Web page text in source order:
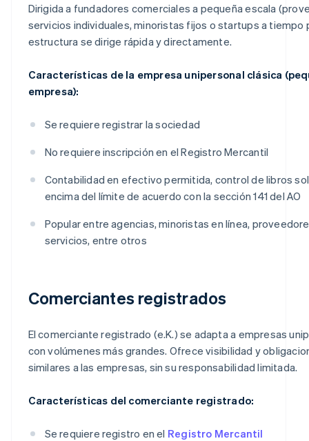
Dirigida a fundadores comerciales a pequeña escala
servicios individuales, minoristas fijos o startups a tiempo
estructura se dirige rápida y directamente.
Características de la empresa unipersonal clásica
empresa):
Se requiere registrar la sociedad
No requiere inscripción en el Registro Mercantil
Contabilidad en efectivo permitida, control de libros
encima del límite de acuerdo con la sección 141 del AO
Popular entre agencias, minoristas en línea,
servicios, entre otros
Comerciantes registrados
El comerciante registrado (e.K.) se adapta a empresas
con volúmenes más grandes. Ofrece visibilidad y
similares a las empresas, sin su responsabilidad limitada.
Características del comerciante registrado:
Se requiere registro en el Registro Mercantil